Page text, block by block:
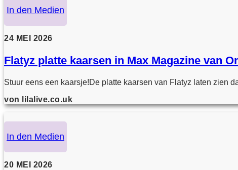
In den Medien
24 MEI 2026
Flatyz platte kaarsen in Max Magazine van
Stuur eens een kaarsje!De platte kaarsen van Flatyz laten zien
von lilalive.co.uk
In den Medien
20 MEI 2026